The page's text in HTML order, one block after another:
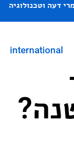
דעה וטכנולוגיה
international